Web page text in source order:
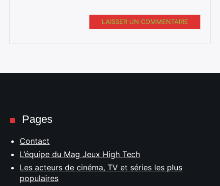
LAISSER UN COMMENTAIRE
Pages
Contact
L’équipe du Mag Jeux High Tech
Les acteurs de cinéma, TV et séries les plus
populaires